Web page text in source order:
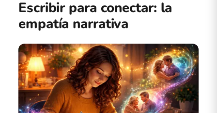
Escribir para conectar: la
empatía narrativa